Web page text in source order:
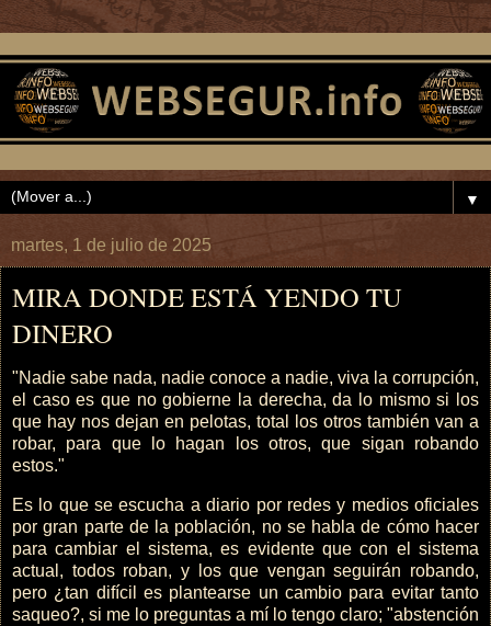
▼
martes, 1 de julio de 2025
MIRA DONDE ESTÁ YENDO TU
DINERO
"Nadie sabe nada, nadie conoce a nadie, viva la corrupción,
el caso es que no gobierne la derecha, da lo mismo si los
que hay nos dejan en pelotas, total los otros también van a
robar, para que lo hagan los otros, que sigan robando
estos."
Es lo que se escucha a diario por redes y medios oficiales
por gran parte de la población, no se habla de cómo hacer
para cambiar el sistema, es evidente que con el sistema
actual, todos roban, y los que vengan seguirán robando,
pero ¿tan difícil es plantearse un cambio para evitar tanto
saqueo?, si me lo preguntas a mí lo tengo claro; "abstención